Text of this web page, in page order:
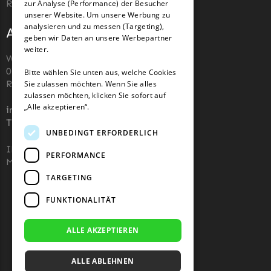
Roboter-Rasenmäher zu kaufen.
Adresse und Kontakt
Wiesenstraße 110,
07743, Jena, Deutschland (keine
Rücksendeadresse)
info@robotermaher-messer.de
Tel. +49 3641 8090878
IHK 67529623
MWST: NL857053759B01
zur Analyse (Performance) der Besucher
unserer Website. Um unsere Werbung zu
analysieren und zu messen (Targeting),
geben wir Daten an unsere Werbepartner
weiter.
Bitte wählen Sie unten aus, welche Cookies
Sie zulassen möchten. Wenn Sie alles
zulassen möchten, klicken Sie sofort auf
„Alle akzeptieren“.
UNBEDINGT ERFORDERLICH
PERFORMANCE
TARGETING
FUNKTIONALITÄT
ALLE AKZEPTIEREN
ALLE ABLEHNEN